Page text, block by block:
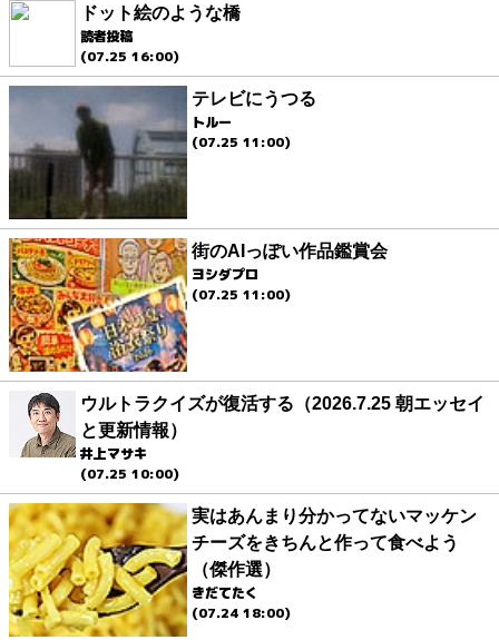
ドット絵のような橋
読者投稿
(07.25 16:00)
テレビにうつる
トルー
(07.25 11:00)
街のAIっぽい作品鑑賞会
ヨシダプロ
(07.25 11:00)
ウルトラクイズが復活する（2026.7.25 朝エッセイ
と更新情報）
井上マサキ
(07.25 10:00)
実はあんまり分かってないマッケン
チーズをきちんと作って食べよう
（傑作選）
きだてたく
(07.24 18:00)